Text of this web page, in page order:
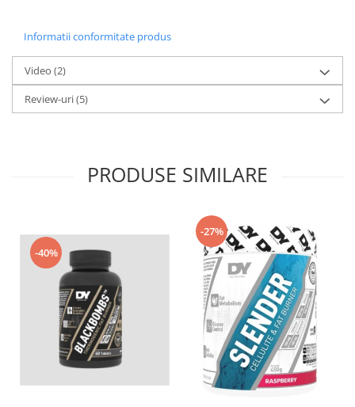
Informatii conformitate produs
Video (2)
Review-uri(5)
PRODUSE SIMILARE
-40%
-27%